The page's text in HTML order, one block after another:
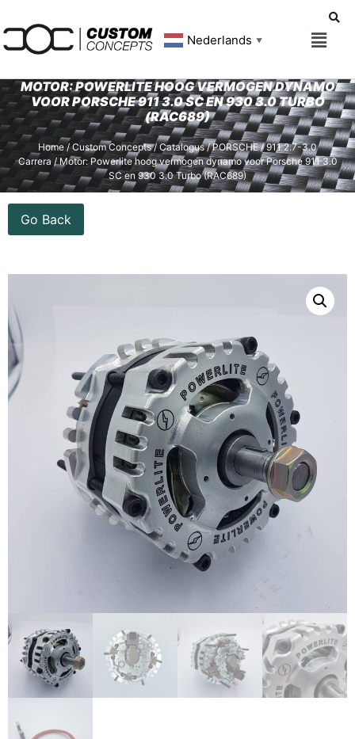
Nederlands ▼
MOTOR: POWERLITE HOOG VERMOGEN DYNAMO
VOOR PORSCHE 911 3.0 SC EN 930 3.0 TURBO
(RAC689)
Home /Custom Concepts/ Catalogus/PORSCHE/911 2.7-3.0
Carrera / Motor: Powerlite hoog vermogen dynamo voor Porsche 911 3.0
SC en 930 3.0 Turbo (RAC689)
Go Back